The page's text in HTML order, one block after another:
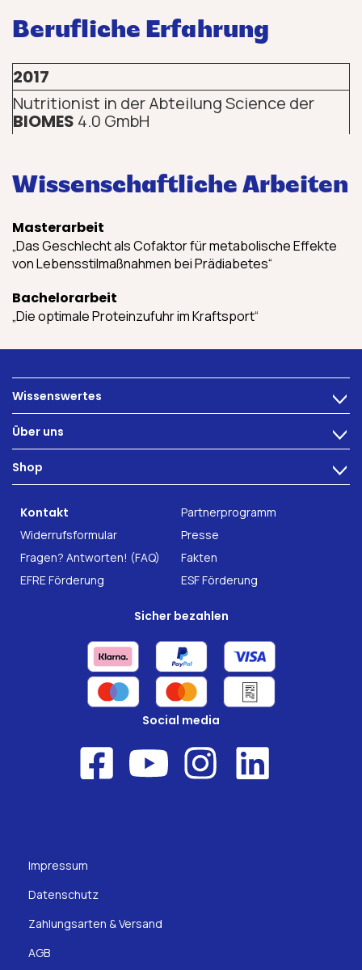
Berufliche Erfahrung
2017
Nutritionist in der Abteilung Science der
BIOMES 4.0 GmbH
Wissenschaftliche Arbeiten
Masterarbeit
„Das Geschlecht als Cofaktor für metabolische Effekte
von Lebensstilmaßnahmen bei Prädiabetes“
Bachelorarbeit
„Die optimale Proteinzufuhr im Kraftsport“
Wissenswertes >
Ernährung
Darmgesundheit
Über uns >
Technologie
Karriere
Forschung
Shop >
INTEST.pro
Nahrungsergänzung
Kontakt
Partnerprogramm
Widerrufsformular
Presse
Fragen? Antworten! (FAQ)
Fakten
EFRE Förderung
ESF Förderung
Sicher bezahlen
Social media
Impressum
Datenschutz
Zahlungsarten & Versand
AGB